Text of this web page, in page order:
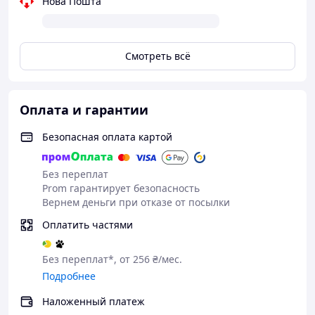
🧴 Идеальна для ежедневного ухода
✔ Быстро впитывается
✔ Подходит для нормальной и комбинированной кожи
.
Смотреть всё
Оплата и гарантии
Безопасная оплата картой
Без переплат
Prom гарантирует безопасность
Вернем деньги при отказе от посылки
Оплатить частями
Без переплат*, от 256 ₴/мес.
Подробнее
Наложенный платеж